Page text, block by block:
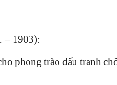
– 1903):
phong trào đấu tranh